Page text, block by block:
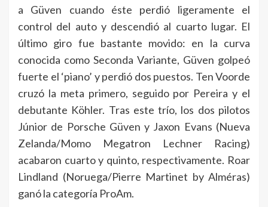
a Güven cuando éste perdió ligeramente el
control del auto y descendió al cuarto lugar. El
último giro fue bastante movido: en la curva
conocida como Seconda Variante, Güven golpeó
fuerte el ‘piano’ y perdió dos puestos. Ten Voorde
cruzó la meta primero, seguido por Pereira y el
debutante Köhler. Tras este trío, los dos pilotos
Júnior de Porsche Güven y Jaxon Evans (Nueva
Zelanda/Momo Megatron Lechner Racing)
acabaron cuarto y quinto, respectivamente. Roar
Lindland (Noruega/Pierre Martinet by Alméras)
ganó la categoría ProAm.